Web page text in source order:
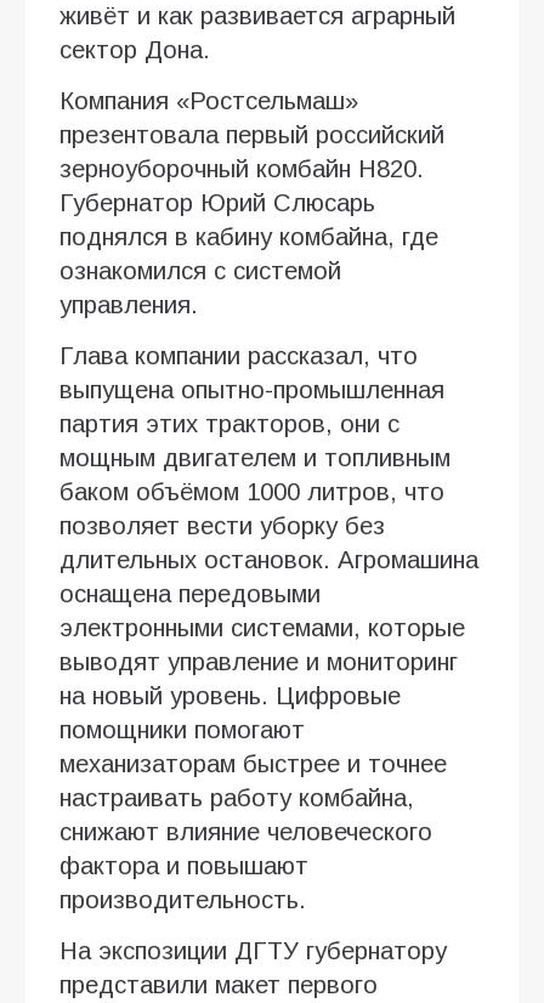
живёт и как развивается аграрный
сектор Дона.
Компания «Ростсельмаш»
презентовала первый российский
зерноуборочный комбайн H820.
Губернатор Юрий Слюсарь
поднялся в кабину комбайна, где
ознакомился с системой
управления.
Глава компании рассказал, что
выпущена опытно-промышленная
партия этих тракторов, они с
мощным двигателем и топливным
баком объёмом 1000 литров, что
позволяет вести уборку без
длительных остановок. Агромашина
оснащена передовыми
электронными системами, которые
выводят управление и мониторинг
на новый уровень. Цифровые
помощники помогают
механизаторам быстрее и точнее
настраивать работу комбайна,
снижают влияние человеческого
фактора и повышают
производительность.
На экспозиции ДГТУ губернатору
представили макет первого